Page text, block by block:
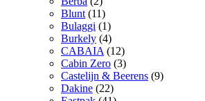
Blunt (11)
Bulaggi (1)
Burkely (4)
CABAIA (12)
Cabin Zero (3)
Castelijn & Beerens (9)
Dakine (22)